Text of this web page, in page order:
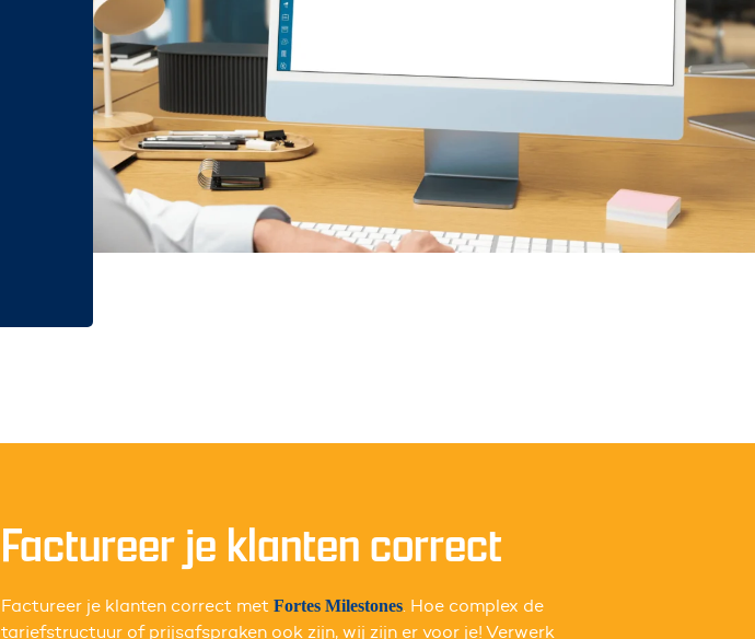
Factureer je klanten correct
Factureer je klanten correct met Fortes Milestones. Hoe complex de
tariefstructuur of prijsafspraken ook zijn, wij zijn er voor je! Verwerk